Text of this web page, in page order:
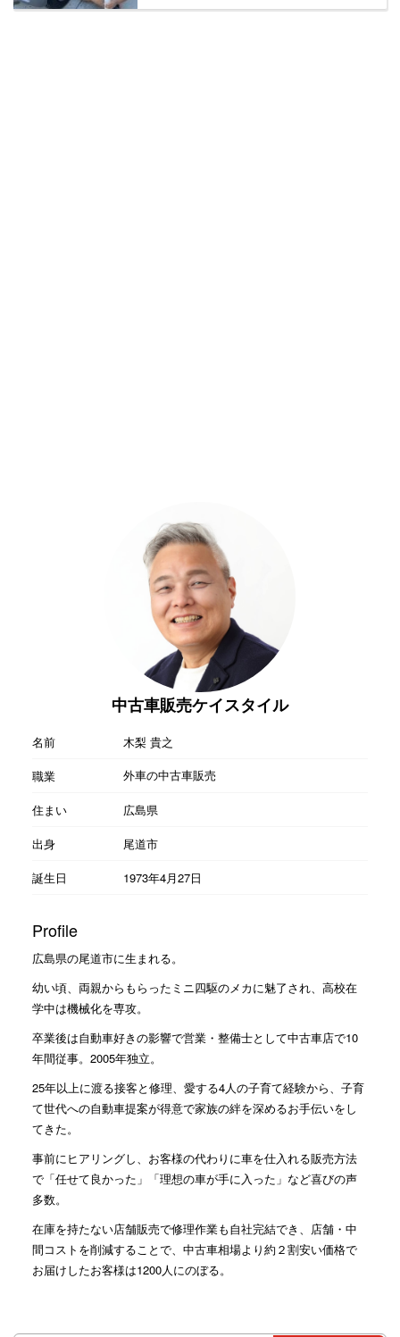
中古車販売ケイスタイル
名前
木梨 貴之
職業
外車の中古車販売
住まい
広島県
出身
尾道市
誕生日
1973年4月27日
Profile
広島県の尾道市に生まれる。
幼い頃、両親からもらったミニ四駆のメカに魅了され、高校在
学中は機械化を専攻。
卒業後は自動車好きの影響で営業・整備士として中古車店で10
年間従事。2005年独立。
25年以上に渡る接客と修理、愛する4人の子育て経験から、子育
て世代への自動車提案が得意で家族の絆を深めるお手伝いをし
てきた。
事前にヒアリングし、お客様の代わりに車を仕入れる販売方法
で「任せて良かった」「理想の車が手に入った」など喜びの声
多数。
在庫を持たない店舗販売で修理作業も自社完結でき、店舗・中
間コストを削減することで、中古車相場より約２割安い価格で
お届けしたお客様は1200人にのぼる。